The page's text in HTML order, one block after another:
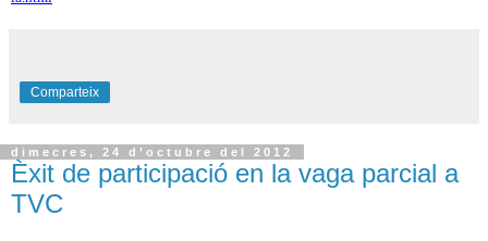
Comparteix
dimecres, 24 d’octubre del 2012
Èxit de participació en la vaga parcial a
TVC